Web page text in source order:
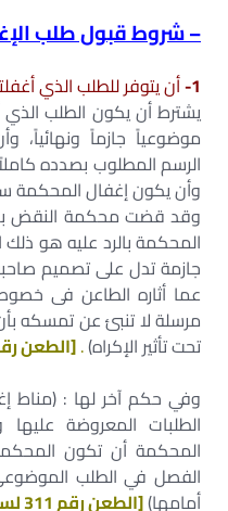
– شروط قبول طلب
1- أن يتوفر للطلب الذي
يشترط أن يكون الطلب
موضوعياً جازماً
الرسم المطلوب بصدده
وأن يكون إغفال المحكمة
وقد قضت محكمة النقض
المحكمة بالرد عليه هو
جازمة تدل على تصميم
عما أثاره الطاعن فى
مرسلة لا تنبئ عن تمسكه
تحت تأثير الإكراه).[الطعن رقم 665 لسنة
وفي حكم آخر لها : (مناط
الطلبات المعروضة
المحكمة أن تكون
الفصل في الطلب الموضوعى
أمامها)[الطعن رقم 311 لسنة 52 ق]